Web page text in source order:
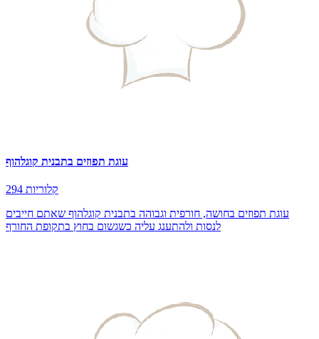
עוגת תפוזים בתבנית קוגלהוף
294 קלוריות
עוגת תפוזים בחושה, חורפית וגבוהה בתבנית קוגלהוף שאתם חייבים
לנסות ולהתענג עליה כשגשום בחוץ בתקופת החורף